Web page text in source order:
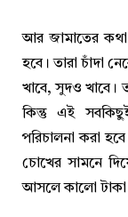
আর জামাতের
হবে। তারা চাঁদা
খাবে, সুদও খাবে।
কিন্তু এই
পরিচালনা করা
চোখের সামনে
আসলে কালো